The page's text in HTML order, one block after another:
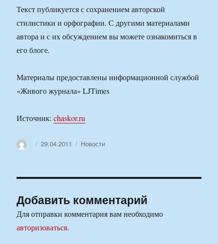
Текст публикуется с сохранением авторской
стилистики и орфографии. С другими материалами
автора и с их обсуждением вы можете ознакомиться в
его блоге.
Материалы предоставлены информационной службой
«Живого журнала» LJTimes
Источник:chaskor.ru
АвторОпубликовано
29.04.2011 Рубрики
Новости
Добавить комментарий
Для отправки комментария вам необходимо
авторизоваться.